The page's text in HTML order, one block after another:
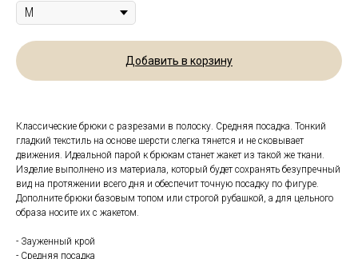
Добавить в корзину
Классические брюки с разрезами в полоску. Средняя посадка. Тонкий
гладкий текстиль на основе шерсти слегка тянется и не сковывает
движения. Идеальной парой к брюкам станет жакет из такой же ткани.
Изделие выполнено из материала, который будет сохранять безупречный
вид на протяжении всего дня и обеспечит точную посадку по фигуре.
Дополните брюки базовым топом или строгой рубашкой, а для цельного
образа носите их с жакетом.
- Зауженный крой
- Средняя посадка